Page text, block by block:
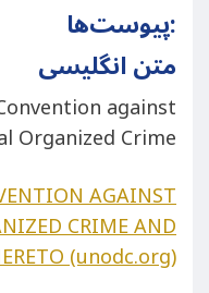
پیوست‌ها:
متن انگلیسی
against
Organized Crime
AGAINST
CRIME AND
(unodc.org)